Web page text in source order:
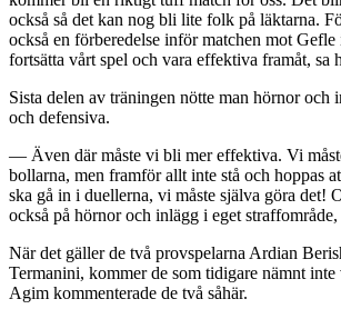
också så det kan nog bli lite folk på läktarna.
också en förberedelse inför matchen mot Gefle
fortsätta vårt spel och vara effektiva framåt, sa
Sista delen av träningen nötte man hörnor och
och defensiva.
— Även där måste vi bli mer effektiva. Vi
bollarna, men framför allt inte stå och hoppas
ska gå in i duellerna, vi måste själva göra det!
också på hörnor och inlägg i eget straffområde,
När det gäller de två provspelarna Ardian
Termanini, kommer de som tidigare nämnt
Agim kommenterade de två såhär.